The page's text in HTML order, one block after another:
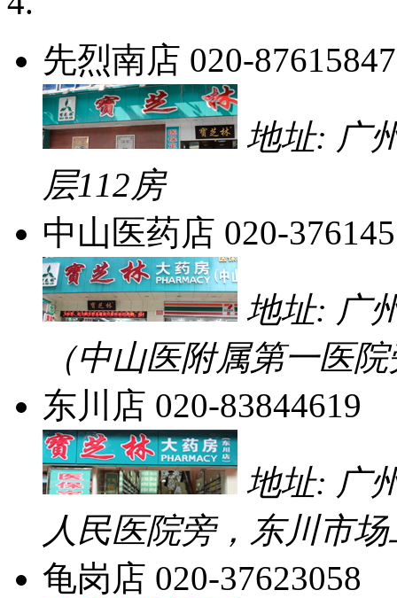
先烈南店 020-87615847
地址: 广
层112房
中山医药店 020-
地址: 广
（中山医附属第一医
东川店 020-83844619
地址: 广
人民医院旁，东川市
龟岗店 020-37623058